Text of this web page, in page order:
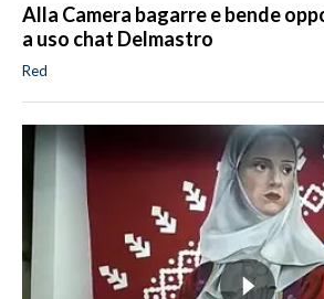
Alla Camera bagarre e bende
a uso chat Delmastro
Red